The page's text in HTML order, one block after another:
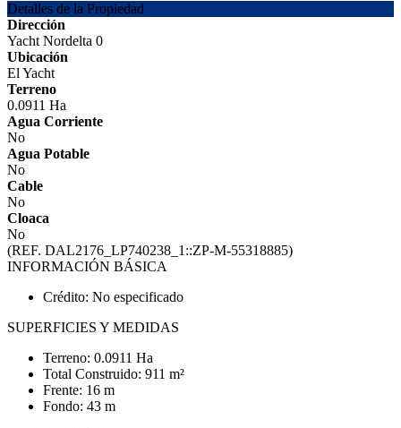
Detalles de la Propiedad
Dirección
Yacht Nordelta 0
Ubicación
El Yacht
Terreno
0.0911 Ha
Agua Corriente
No
Agua Potable
No
Cable
No
Cloaca
No
(REF. DAL2176_LP740238_1::ZP-M-55318885)
INFORMACIÓN BÁSICA
Crédito: No especificado
SUPERFICIES Y MEDIDAS
Terreno: 0.0911 Ha
Total Construido: 911 m²
Frente: 16 m
Fondo: 43 m